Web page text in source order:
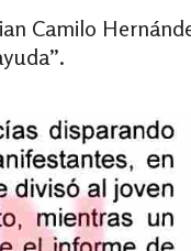
Camilo